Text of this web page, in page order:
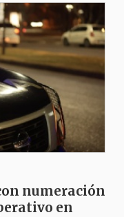
numeración
en